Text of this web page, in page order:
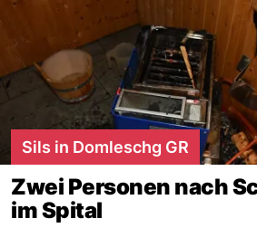
Sils in Domleschg GR
Zwei Personen nach
im Spital